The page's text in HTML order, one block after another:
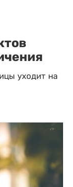
уходит на